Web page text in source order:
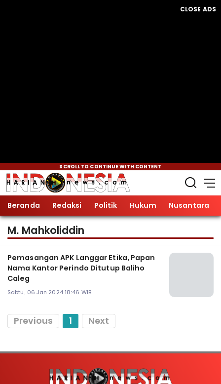
CLOSE ADS
SCROLL TO CONTINUE WITH CONTENT
Beranda Redaksi Politik Hukum Nusantara
M. Mahkoliddin
Pemasangan APK Langgar Etika, Papan
Nama Kantor Perindo Ditutup Baliho
Caleg
Sabtu, 06 Jan 2024 18:46 WIB
Previous 1 Next